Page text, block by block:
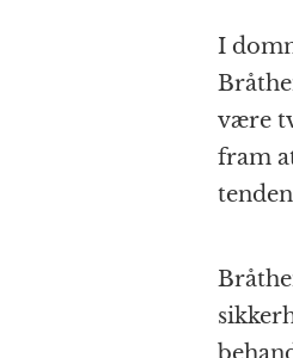
I
være
fram